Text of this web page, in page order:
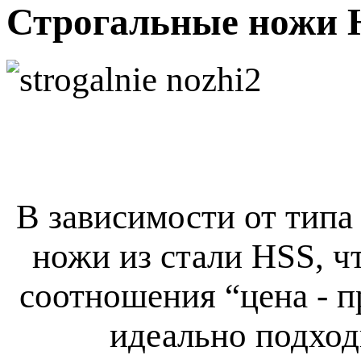
Строгальные ножи
В зависимости от
ножи из стали HSS,
соотношения “цена -
идеально